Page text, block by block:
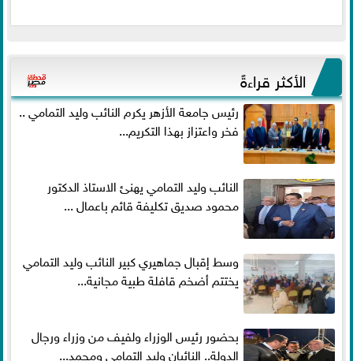
الأكثر قراءةً
رئيس جامعة الأزهر يكرم النائب وليد التمامي ..
فخر واعتزاز بهذا التكريم...
النائب وليد التمامي يهنئ الاستاذ الدكتور
محمود صديق تكليفة قائم باعمال ...
وسط إقبال جماهيري كبير النائب وليد التمامي
يختتم أضخم قافلة طبية مجانية...
بحضور رئيس الوزراء ولفيف من وزراء ورجال
الدولة.. النائبان وليد التمامي ومحمد...